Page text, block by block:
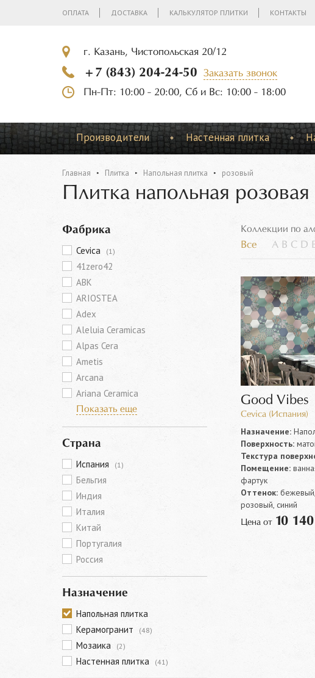
ОПЛАТА ДОСТАВКА КАЛЬКУЛЯТОР ПЛИТКИ КОНТАКТЫ
г. Казань, Чистопольская 20/12
+7 (843) 204-24-50
Заказать звонок
Пн-Пт: 10:00 - 20:00, Сб и Вс: 10:00 - 18:00
Производители Настенная плитка
Главная Плитка Напольная плитка розовый
Плитка напольная розовая
Фабрика
Cevica (1)
41zero42
ABK
ARIOSTEA
Adex
Aleluia Ceramicas
Alpas Cera
Ametis
Arcana
Ariana Ceramica
Показать еще
Страна
Испания (1)
Бельгия
Индия
Италия
Китай
Португалия
Россия
Назначение
Напольная плитка
Керамогранит
(48)
Мозаика (2)
Настенная плитка (41)
Коллекции по
Все A B C D
Good Vibes
Cevica (Испания)
Назначение:
Поверхность:
Текстура
Помещение:
фартук
Оттенок:
розовый, синий
Цена от 10 140